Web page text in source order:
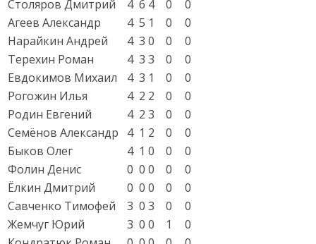
Столяров Дмитрий
4 6 4 0
0
Агеев Александр
4 5 1 0
0
Нарайкин Андрей
4 3 0 0
0
Терехин Роман
4 3 3 0
0
Евдокимов Михаил
4 3 1 0
0
Рогожин Илья
4 2 2 0
0
Родин Евгений
4 2 3 0
0
Семёнов Александр
4 1 2 0
0
Быков Олег
4 1 0 0
0
Фолин Денис
0 0 0 0
0
Ёлкин Дмитрий
0 0 0 0
0
Савченко Тимофей
3 0 3 0
0
Жемчуг Юрий
3 0 0 1
0